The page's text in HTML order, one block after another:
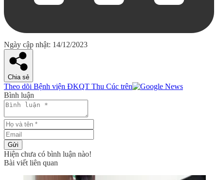
Ngày cập nhật: 14/12/2023
Chia sẻ
Theo dõi Bệnh viện ĐKQT Thu Cúc trên
Bình luận
Gửi
Hiện chưa có bình luận nào!
Bài viết liên quan